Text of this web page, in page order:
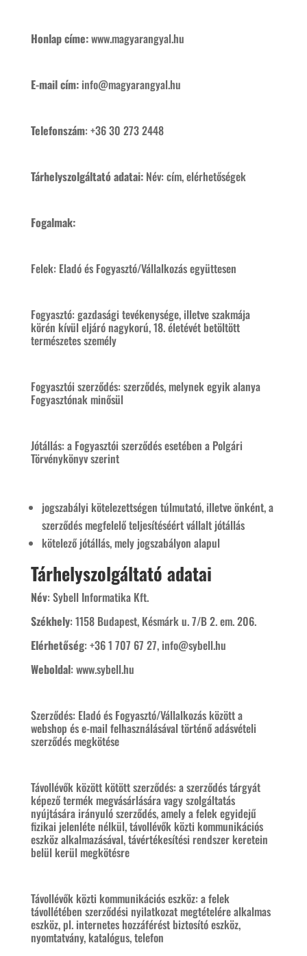
Honlap címe:www.magyarangyal.hu
E-mail cím: info@magyarangyal.hu
Telefonszám: +36 30 273 2448
Tárhelyszolgáltató adatai: Név: cím, elérhetőségek
Fogalmak:
Felek: Eladó és Fogyasztó/Vállalkozás együttesen
Fogyasztó: gazdasági tevékenysége, illetve szakmája
körén kívül eljáró nagykorú, 18. életévét betöltött
természetes személy
Fogyasztói szerződés: szerződés, melynek egyik alanya
Fogyasztónak minősül
Jótállás: a Fogyasztói szerződés esetében a Polgári
Törvénykönyv szerint
jogszabályi kötelezettségen túlmutató, illetve önként, a
szerződés megfelelő teljesítéséért vállalt jótállás
kötelező jótállás, mely jogszabályon alapul
Tárhelyszolgáltató adatai
Név: Sybell Informatika Kft.
Székhely: 1158 Budapest, Késmárk u. 7/B 2. em. 206.
Elérhetőség: +36 1 707 67 27, info@sybell.hu
Weboldal: www.sybell.hu
Szerződés: Eladó és Fogyasztó/Vállalkozás között a
webshop és e-mail felhasználásával történő adásvételi
szerződés megkötése
Távollévők között kötött szerződés: a szerződés tárgyát
képező termék megvásárlására vagy szolgáltatás
nyújtására irányuló szerződés, amely a felek egyidejű
fizikai jelenléte nélkül, távollévők közti kommunikációs
eszköz alkalmazásával, távértékesítési rendszer keretein
belül kerül megkötésre
Távollévők közti kommunikációs eszköz: a felek
távollétében szerződési nyilatkozat megtételére alkalmas
eszköz, pl. internetes hozzáférést biztosító eszköz,
nyomtatvány, katalógus, telefon